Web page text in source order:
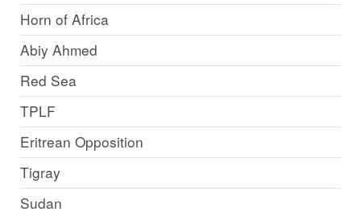
Horn of Africa
Abiy Ahmed
Red Sea
TPLF
Eritrean Opposition
Tigray
Sudan